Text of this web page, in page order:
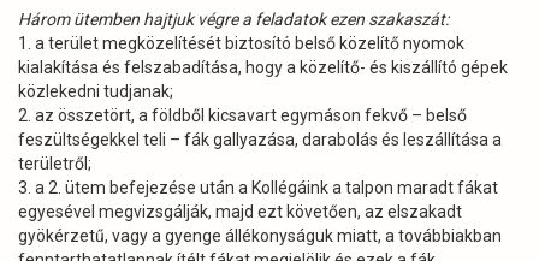
Három ütemben hajtjuk végre a feladatok ezen szakaszát:
1. a terület megközelítését biztosító belső közelítő nyomok
kialakítása és felszabadítása, hogy a közelítő- és kiszállító gépek
közlekedni tudjanak;
2. az összetört, a földből kicsavart egymáson fekvő – belső
feszültségekkel teli – fák gallyazása, darabolás és leszállítása a
területről;
3. a 2. ütem befejezése után a Kollégáink a talpon maradt fákat
egyesével megvizsgálják, majd ezt követően, az elszakadt
gyökérzetű, vagy a gyenge állékonyságuk miatt, a továbbiakban